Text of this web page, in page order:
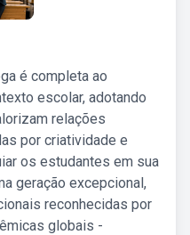
é completa ao
escolar, adotando
relações
por criatividade e
os estudantes em sua
geração excepcional,
reconhecidas por
globais -